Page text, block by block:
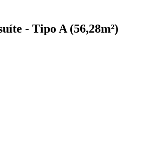
- Tipo A (56,28m²)